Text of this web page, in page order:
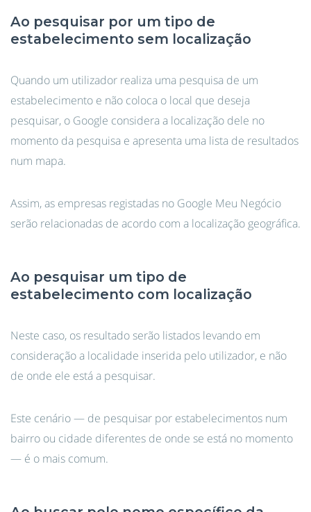
Ao pesquisar por um tipo de
estabelecimento sem localização
Quando um utilizador realiza uma pesquisa de um
estabelecimento e não coloca o local que deseja
pesquisar, o Google considera a localização dele no
momento da pesquisa e apresenta uma lista de resultados
num mapa.
Assim, as empresas registadas no Google Meu Negócio
serão relacionadas de acordo com a localização geográfica.
Ao pesquisar um tipo de
estabelecimento com localização
Neste caso, os resultado serão listados levando em
consideração a localidade inserida pelo utilizador, e não
de onde ele está a pesquisar.
Este cenário — de pesquisar por estabelecimentos num
bairro ou cidade diferentes de onde se está no momento
— é o mais comum.